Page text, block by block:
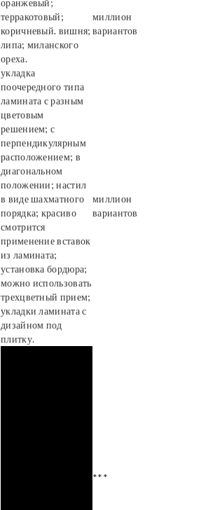
оранжевый;
терракотовый;
коричневый. вишня;
липа; миланского
ореха.
миллион
вариантов
укладка
поочередного типа
ламината с разным
цветовым
решением; с
перпендикулярным
расположением; в
диагональном
положении; настил
в виде шахматного
порядка; красиво
смотрится
применение вставок
из ламината;
установка бордюра;
можно использовать
трехцветный прием;
укладки ламината с
дизайном под
плитку.
миллион
вариантов
***